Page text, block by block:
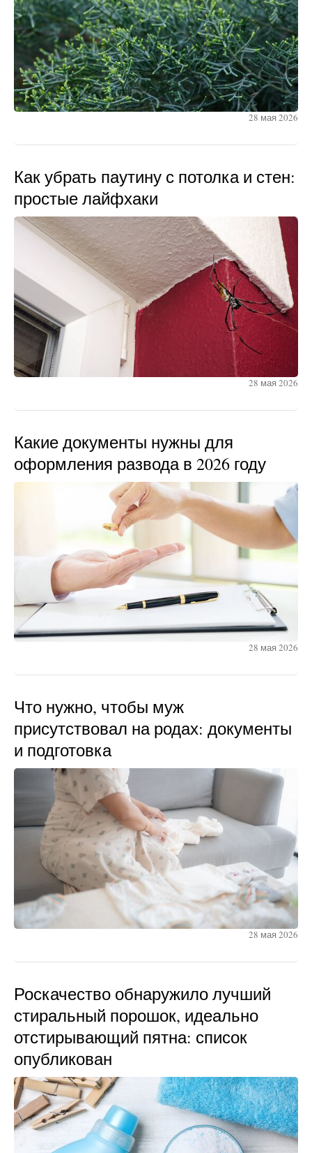
28 мая 2026
Как убрать паутину с потолка и стен:
простые лайфхаки
28 мая 2026
Какие документы нужны для
оформления развода в 2026 году
28 мая 2026
Что нужно, чтобы муж
присутствовал на родах: документы
и подготовка
28 мая 2026
Роскачество обнаружило лучший
стиральный порошок, идеально
отстирывающий пятна: список
опубликован